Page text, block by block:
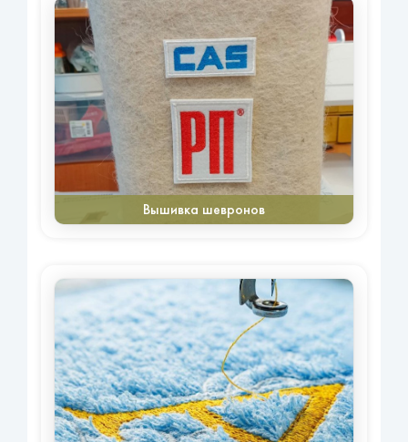
Вышивка шевронов